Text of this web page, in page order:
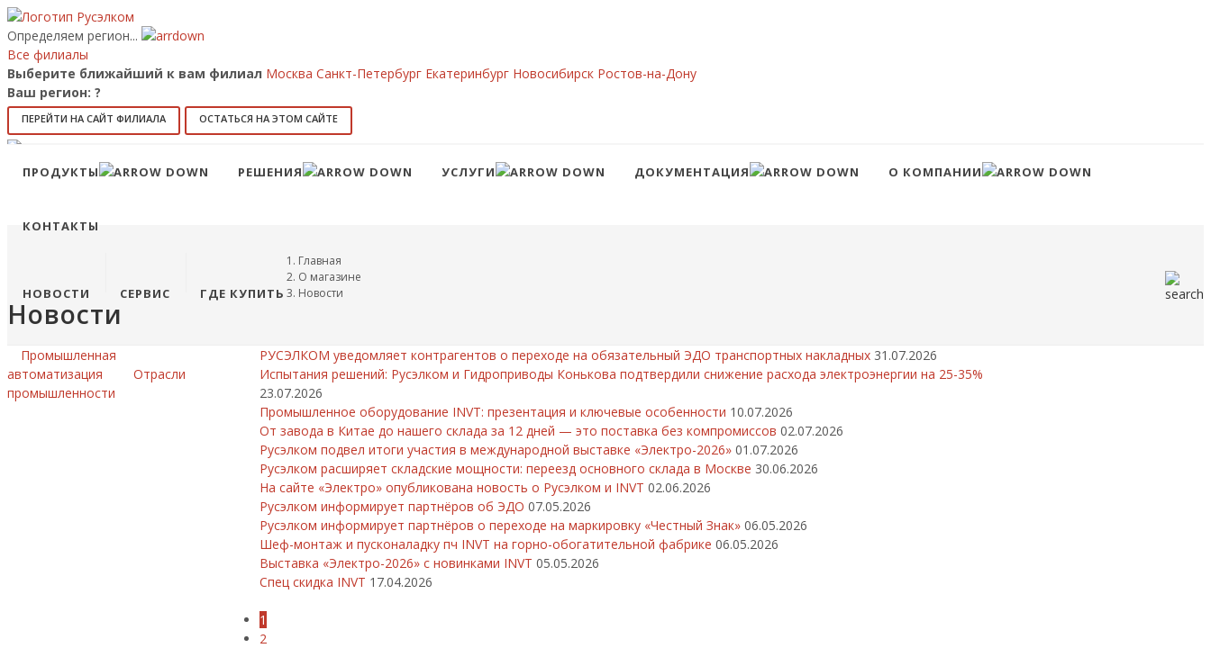
Определяем регион...
Все филиалы
Выберите ближайший к вам филиал Москва Санкт-Петербург Екатеринбург Новосибирск Ростов-на-Дону
Ваш регион: ?
ПЕРЕЙТИ НА САЙТ ФИЛИАЛА ОСТАТЬСЯ НА ЭТОМ САЙТЕ
8 (800) 707-15-56 info@ruselkom.ru
ПРОДУКТЫ РЕШЕНИЯ УСЛУГИ ДОКУМЕНТАЦИЯ О КОМПАНИИ
КОНТАКТЫ
НОВОСТИ СЕРВИС ГДЕ КУПИТЬ
Главная
О магазине
Новости
Новости
Промышленная
автоматизация
Отрасли
промышленности
РУСЭЛКОМ уведомляет контрагентов о переходе на обязательный ЭДО транспортных накладных 31.07.2026
Испытания решений: Русэлком и Гидроприводы Конькова подтвердили снижение расхода электроэнергии на 25-35%
23.07.2026
Промышленное оборудование INVT: презентация и ключевые особенности 10.07.2026
От завода в Китае до нашего склада за 12 дней — это поставка без компромиссов 02.07.2026
Русэлком подвел итоги участия в международной выставке «Электро-2026» 01.07.2026
Русэлком расширяет складские мощности: переезд основного склада в Москве 30.06.2026
На сайте «Электро» опубликована новость о Русэлком и INVT 02.06.2026
Русэлком информирует партнёров об ЭДО 07.05.2026
Русэлком информирует партнёров о переходе на маркировку «Честный Знак» 06.05.2026
Шеф-монтаж и пусконаладку пч INVT на горно-обогатительной фабрике 06.05.2026
Выставка «Электро-2026» с новинками INVT 05.05.2026
Cпец скидка INVT 17.04.2026
1
2